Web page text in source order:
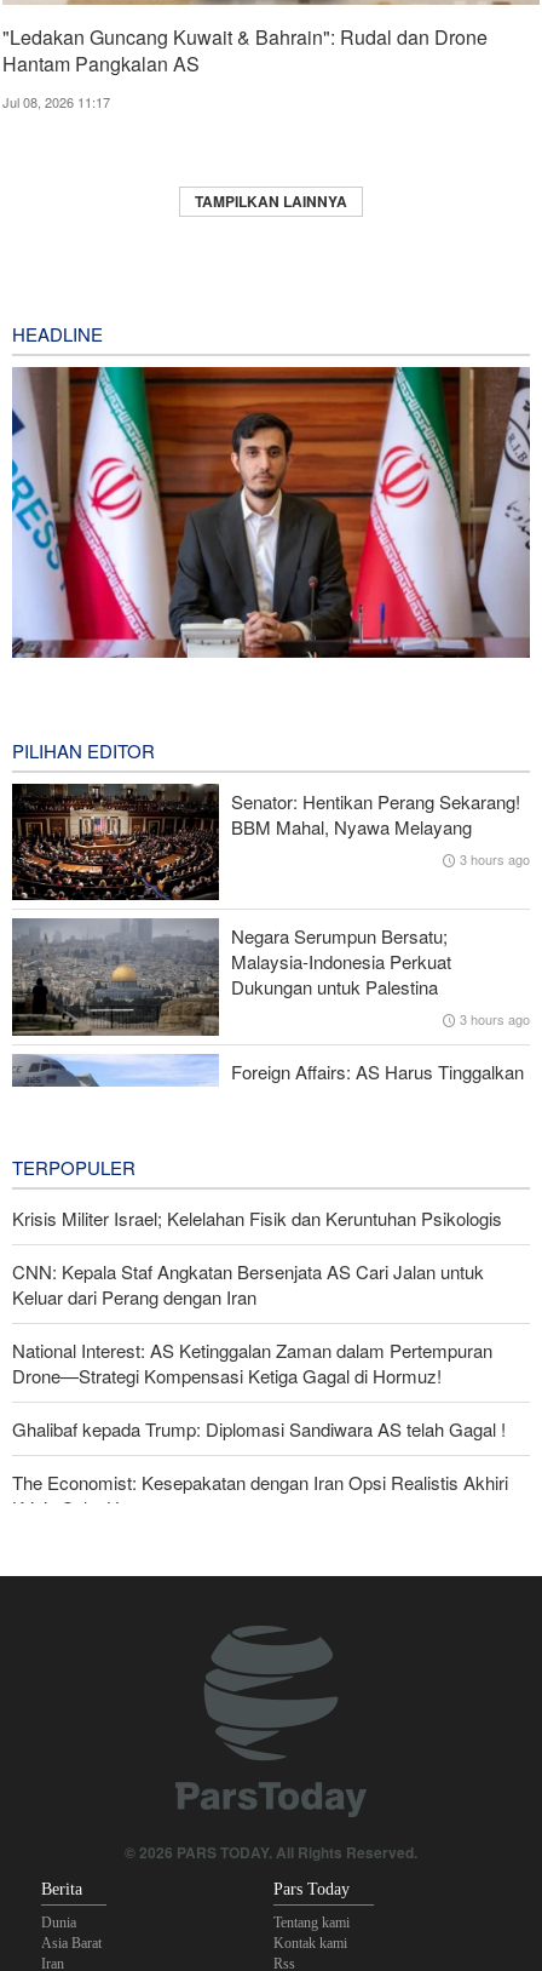
"Ledakan Guncang Kuwait & Bahrain": Rudal dan Drone
Hantam Pangkalan AS
Jul 08, 2026 11:17
TAMPILKAN LAINNYA
HEADLINE
Araghchi kepada Negara Tetangga: Kini Saatnya Andalkan Diri
Sendiri dan Jalin Persaudaraan Sejati
CNN: Kepala Staf Angkatan Bersenjata AS Cari Jalan untuk
Keluar dari Perang dengan Iran
Rencana Bom ISIS di Area Sayidah Zainab Damaskus
Digagalkan
IRGC: Pengakuan Media Asing atas Kekalahan Trump Hasil
Perjuangan Media Revolusioner
PILIHAN EDITOR
Senator: Hentikan Perang Sekarang!
BBM Mahal, Nyawa Melayang
3 hours ago
Negara Serumpun Bersatu;
Malaysia-Indonesia Perkuat
Dukungan untuk Palestina
3 hours ago
Foreign Affairs: AS Harus Tinggalkan
TERPOPULER
Krisis Militer Israel; Kelelahan Fisik dan Keruntuhan Psikologis
CNN: Kepala Staf Angkatan Bersenjata AS Cari Jalan untuk
Keluar dari Perang dengan Iran
National Interest: AS Ketinggalan Zaman dalam Pertempuran
Drone—Strategi Kompensasi Ketiga Gagal di Hormuz!
Ghalibaf kepada Trump: Diplomasi Sandiwara AS telah Gagal !
The Economist: Kesepakatan dengan Iran Opsi Realistis Akhiri
Krisis Selat Hormuz
Serikat Pekerja Serukan Pencabutan Izin Penggunaan Pangkalan
Inggris oleh AS untuk Serang Iran
Mengapa Lobi Zionis di Amerika Tidak Lagi Seefektif Dulu?
Sanders: Trump Berbahaya Seret AS dalam Perang yang
Menghancurkan
© 2026 PARS TODAY. All Rights Reserved.
Berita
Dunia
Asia Barat
Iran
Pars Today
Tentang kami
Kontak kami
Rss